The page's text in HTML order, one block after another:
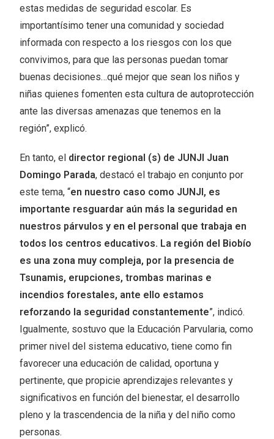
estas medidas de seguridad escolar. Es
importantísimo tener una comunidad y sociedad
informada con respecto a los riesgos con los que
convivimos, para que las personas puedan tomar
buenas decisiones…qué mejor que sean los niños y
niñas quienes fomenten esta cultura de autoprotección
ante las diversas amenazas que tenemos en la
región”, explicó.
En tanto, el director regional (s) de JUNJI Juan
Domingo Parada, destacó el trabajo en conjunto por
este tema, “en nuestro caso como JUNJI, es
importante resguardar aún más la seguridad en
nuestros párvulos y en el personal que trabaja en
todos los centros educativos. La región del Biobío
es una zona muy compleja, por la presencia de
Tsunamis, erupciones, trombas marinas e
incendios forestales, ante ello estamos
reforzando la seguridad constantemente”, indicó.
Igualmente, sostuvo que la Educación Parvularia, como
primer nivel del sistema educativo, tiene como fin
favorecer una educación de calidad, oportuna y
pertinente, que propicie aprendizajes relevantes y
significativos en función del bienestar, el desarrollo
pleno y la trascendencia de la niña y del niño como
personas.